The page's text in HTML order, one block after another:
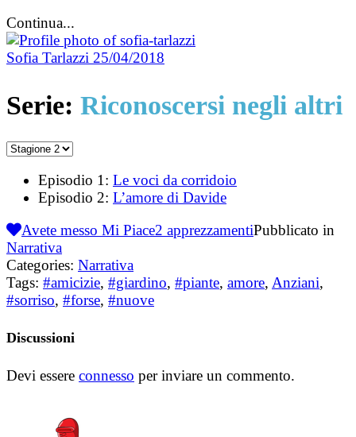
Continua...
Sofia Tarlazzi 25/04/2018
Serie: Riconoscersi negli altri
Episodio 1: Le voci da corridoio
Episodio 2: L’amore di Davide
Avete messo Mi Piace2 apprezzamentiPubblicato in
Narrativa
Categories: Narrativa
Tags: #amicizie, #giardino, #piante, amore, Anziani,
#sorriso, #forse, #nuove
Discussioni
Devi essere connesso per inviare un commento.